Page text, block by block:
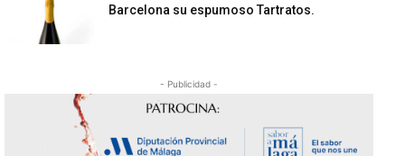
Barcelona su espumoso Tartratos.
- Publicidad -